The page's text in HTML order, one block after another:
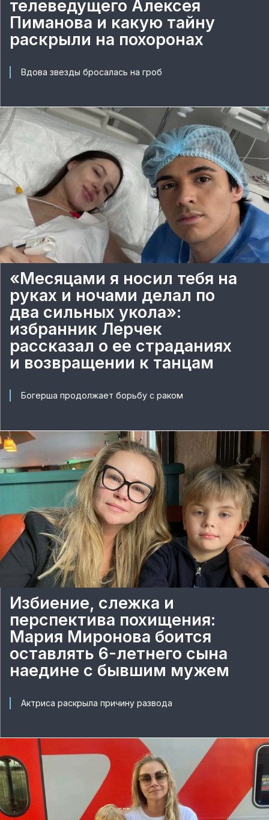
телеведущего Алексея
Пиманова и какую тайну
раскрыли на похоронах
Вдова звезды бросалась на гроб
«Месяцами я носил тебя на
руках и ночами делал по
два сильных укола»:
избранник Лерчек
рассказал о ее страданиях
и возвращении к танцам
Богерша продолжает борьбу с раком
Избиение, слежка и
перспектива похищения:
Мария Миронова боится
оставлять 6-летнего сына
наедине с бывшим мужем
Актриса раскрыла причину развода